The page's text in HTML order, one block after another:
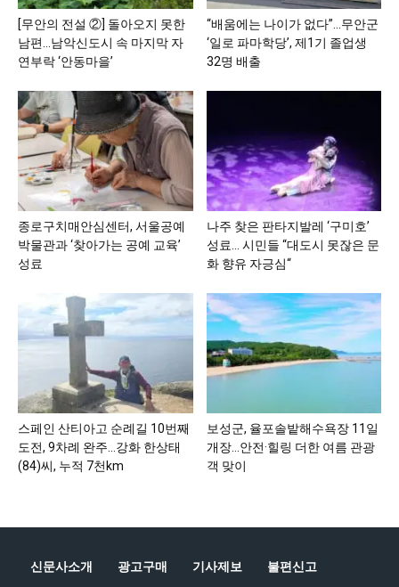
[무안의 전설 ②] 돌아오지 못한
남편…남악신도시 속 마지막 자
연부락 ‘안동마을’
“배움에는 나이가 없다”…무안군
‘일로 파마학당’, 제1기 졸업생
32명 배출
종로구치매안심센터, 서울공예
박물관과 ‘찾아가는 공예 교육’
성료
나주 찾은 판타지발레 ‘구미호’
성료… 시민들 “대도시 못잖은 문
화 향유 자긍심“
스페인 산티아고 순례길 10번째
도전, 9차례 완주…강화 한상태
(84)씨, 누적 7천km
보성군, 율포솔밭해수욕장 11일
개장…안전·힐링 더한 여름 관광
객 맞이
신문사소개 광고구매 기사제보 불편신고